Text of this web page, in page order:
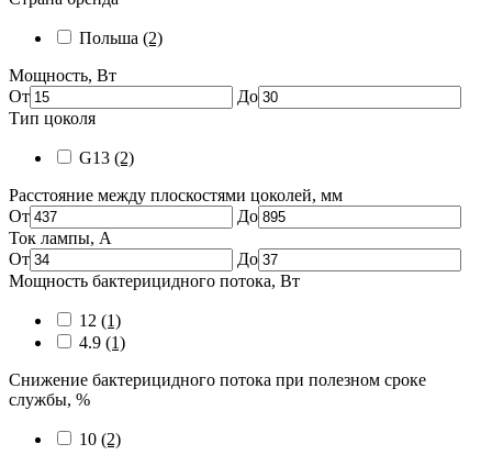
Польша (2)
Мощность, Вт
От
До
Тип цоколя
G13 (2)
Расстояние между плоскостями цоколей, мм
От
До
Ток лампы, А
От
До
Мощность бактерицидного потока, Вт
12 (1)
4.9 (1)
Снижение бактерицидного потока при полезном сроке
службы, %
10 (2)